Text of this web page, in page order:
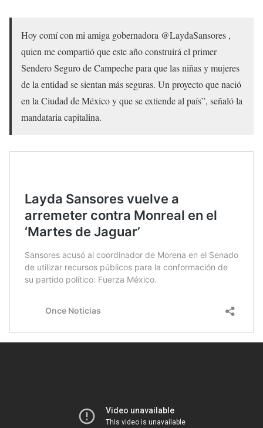
Hoy comí con mi amiga gobernadora @LaydaSansores ,
quien me compartió que este año construirá el primer
Sendero Seguro de Campeche para que las niñas y mujeres
de la entidad se sientan más seguras. Un proyecto que nació
en la Ciudad de México y que se extiende al país”, señaló la
mandataria capitalina.